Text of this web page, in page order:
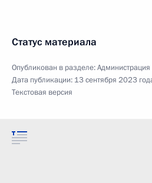
Статус материала
Опубликован в разделе:
Дата публикации: 13 сентября 2023
Текстовая версия